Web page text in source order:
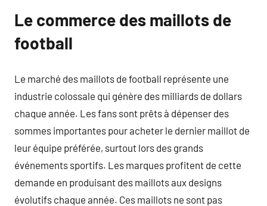
Le commerce des maillots de
football
Le marché des maillots de football représente une
industrie colossale qui génère des milliards de dollars
chaque année. Les fans sont prêts à dépenser des
sommes importantes pour acheter le dernier maillot de
leur équipe préférée, surtout lors des grands
événements sportifs. Les marques profitent de cette
demande en produisant des maillots aux designs
évolutifs chaque année. Ces maillots ne sont pas